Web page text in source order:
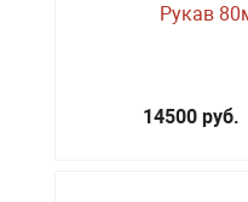
Рукав
14500 руб.